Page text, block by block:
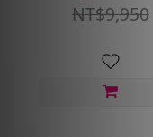
NT$9,950